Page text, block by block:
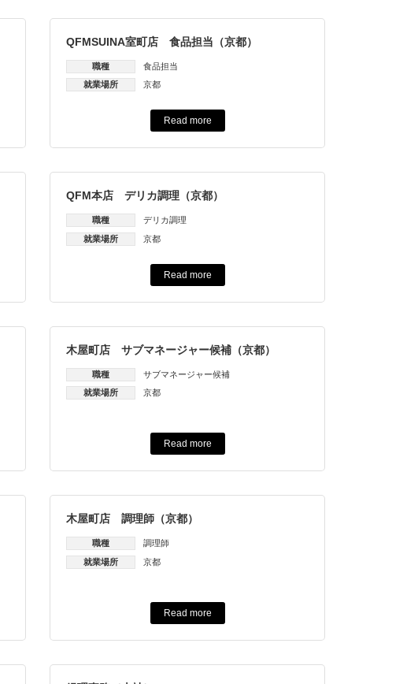
QFMSUINA室町店 食品担当（京都）
職種
食品担当
就業場所
京都
Read more
QFM本店 デリカ調理（京都）
職種
デリカ調理
就業場所
京都
Read more
木屋町店 サブマネージャー候補（京都）
職種
サブマネージャー候補
就業場所
京都
Read more
木屋町店 調理師（京都）
職種
調理師
就業場所
京都
Read more